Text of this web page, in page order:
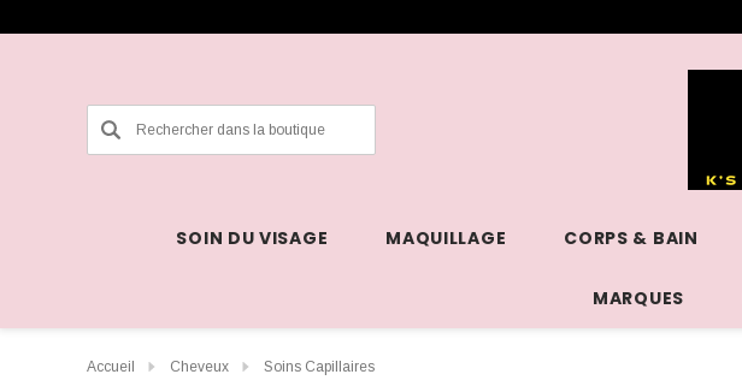
Rechercher
SOIN DU VISAGE MAQUILLAGE CORPS & BAIN
MARQUES
Accueil Cheveux Soins Capillaires